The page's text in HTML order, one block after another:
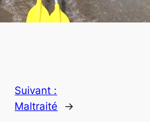
Suivant :
Maltraité
→